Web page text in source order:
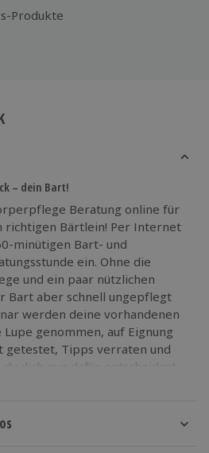
Produkte
– dein Bart!
Beratung online für
richtigen Bärtlein! Per Internet
minütigen Bart- und
ein. Ohne die
und ein paar nützlichen
Bart aber schnell ungepflegt
werden deine vorhandenen
genommen, auf Eignung
getestet, Tipps verraten und
dich nun dafür entscheidest,
lassen oder deinen Bartwuchs